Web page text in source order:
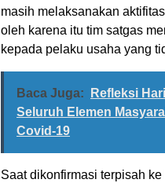
masih melaksanakan
oleh karena itu tim satgas
kepada pelaku usaha yang
Baca Juga:
Refleksi
Seluruh Elemen
Covid-19
Saat dikonfirmasi terpisah